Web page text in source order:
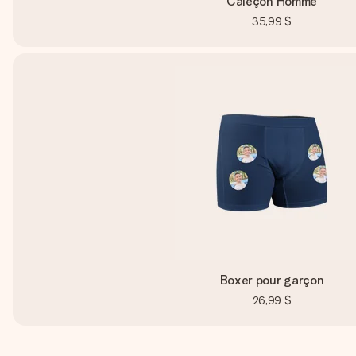
35,99 $
Boxer pour garçon
26,99 $